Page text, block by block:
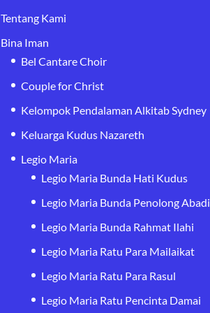
Tentang Kami
Bina Iman
Bel Cantare Choir
Couple for Christ
Kelompok Pendalaman Alkitab Sydney
Keluarga Kudus Nazareth
Legio Maria
Legio Maria Bunda Hati Kudus
Legio Maria Bunda Penolong Abadi
Legio Maria Bunda Rahmat Ilahi
Legio Maria Ratu Para Mailaikat
Legio Maria Ratu Para Rasul
Legio Maria Ratu Pencinta Damai